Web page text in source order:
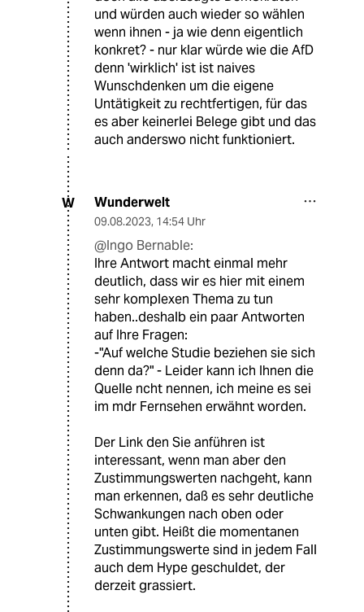
und würden auch wieder so wählen
wenn ihnen - ja wie denn eigentlich
konkret? - nur klar würde wie die AfD
denn 'wirklich' ist ist naives
Wunschdenken um die eigene
Untätigkeit zu rechtfertigen, für das
es aber keinerlei Belege gibt und das
auch anderswo nicht funktioniert.
W Wunderwelt
09.08.2023, 14:54 Uhr
@Ingo Bernable:
Ihre Antwort macht einmal mehr
deutlich, dass wir es hier mit einem
sehr komplexen Thema zu tun
haben..deshalb ein paar Antworten
auf Ihre Fragen:
-"Auf welche Studie beziehen sie sich
denn da?" - Leider kann ich Ihnen die
Quelle ncht nennen, ich meine es sei
im mdr Fernsehen erwähnt worden.
Der Link den Sie anführen ist
interessant, wenn man aber den
Zustimmungswerten nachgeht, kann
man erkennen, daß es sehr deutliche
Schwankungen nach oben oder
unten gibt. Heißt die momentanen
Zustimmungswerte sind in jedem Fall
auch dem Hype geschuldet, der
derzeit grassiert.